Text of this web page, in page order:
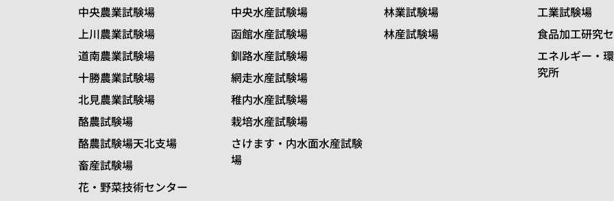
中央農業試験場
上川農業試験場
道南農業試験場
十勝農業試験場
北見農業試験場
酪農試験場
酪農試験場天北支場
畜産試験場
花・野菜技術センター
中央水産試験場
函館水産試験場
釧路水産試験場
網走水産試験場
稚内水産試験場
栽培水産試験場
さけます・内水面水産試験
場
林業試験場
林産試験場
工業試験場
食品加工研究
エネルギー・
究所